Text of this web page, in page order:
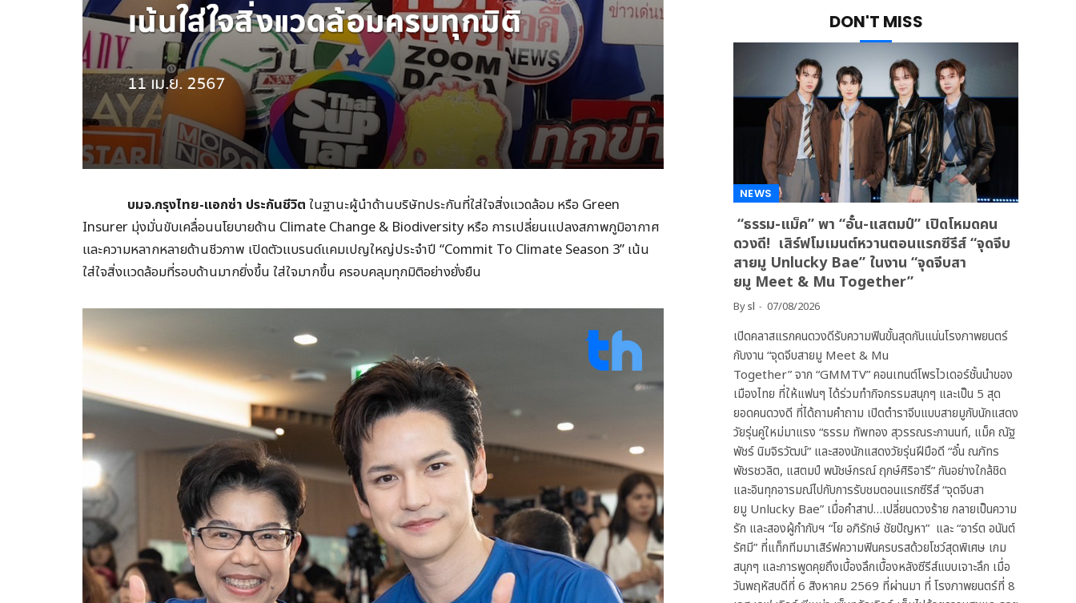
บมจ.กรุงไทย-แอกซ่า ประกันชีวิต ในฐานะผู้นำด้านบริษัทประกันที่ใส่ใจสิ่งแวดล้อม หรือ Green
Insurer มุ่งมั่นขับเคลื่อนนโยบายด้าน Climate Change & Biodiversity หรือ การเปลี่ยนแปลงสภาพภูมิอากาศ
และความหลากหลายด้านชีวภาพ เปิดตัวแบรนด์แคมเปญใหญ่ประจำปี “Commit To Climate Season 3” เน้น
ใส่ใจสิ่งแวดล้อมที่รอบด้านมากยิ่งขึ้น ใส่ใจมากขึ้น ครอบคลุมทุกมิติอย่างยั่งยืน
DON'T MISS
NEWS
“ธรรม-แม็ค” พา “อั๋น-แสตมป์” เปิดโหมดคน
ดวงดี! เสิร์ฟโมเมนต์หวานตอนแรกซีรีส์ “จุดจีบ
สายมู Unlucky Bae” ในงาน “จุดจีบสา
ยมู Meet & Mu Together”
Bysl 07/08/2026
เปิดคลาสแรกคนดวงดีรับความฟินขั้นสุดกันแน่นโรงภาพยนตร์
กับงาน “จุดจีบสายมู Meet & Mu
Together” จาก “GMMTV” คอนเทนต์โพรไวเดอร์ชั้นนำของ
เมืองไทย ที่ให้แฟนๆ ได้ร่วมทำกิจกรรมสนุกๆ และเป็น 5 สุด
ยอดคนดวงดี ที่ได้ถามคำถาม เปิดตำราจีบแบบสายมูกับนักแสดง
วัยรุ่นคู่ใหม่มาแรง “ธรรม ทัพทอง สุวรรณระกานนท์, แม็ค ณัฐ
พัชร์ นิมจิรวัฒน์” และสองนักแสดงวัยรุ่นฝีมือดี “อั๋น ณภัทร
พัชรชวลิต, แสตมป์ พนัชษ์กรณ์ ฤกษ์ศิริอารี” กันอย่างใกล้ชิด
และอินทุกอารมณ์ไปกับการรับชมตอนแรกซีรีส์ “จุดจีบสา
ยมู Unlucky Bae” เมื่อคำสาป…เปลี่ยนดวงร้าย กลายเป็นความ
รัก และสองผู้กำกับฯ “โย อภิรักษ์ ชัยปัญหา” และ “อาร์ต อนันต์
รัศมี” ที่แท็กทีมมาเสิร์ฟความฟินครบรสด้วยโชว์สุดพิเศษ เกม
สนุกๆ และการพูดคุยถึงเบื้องลึกเบื้องหลังซีรีส์แบบเจาะลึก เมื่อ
วันพฤหัสบดีที่ 6 สิงหาคม 2569 ที่ผ่านมา ที่ โรงภาพยนตร์ที่ 8